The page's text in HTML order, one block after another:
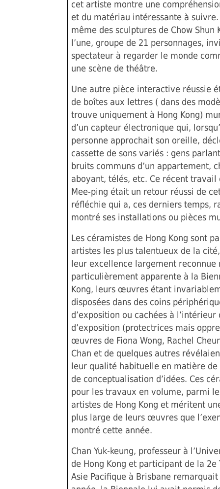
cet artiste montre une
et du matériau intéressante à
même des sculptures de Chow Shun
l’une, groupe de 21 personnages,
spectateur à regarder le monde
une scène de théâtre.
Une autre pièce interactive réussie
de boîtes aux lettres ( dans des
trouve uniquement à Hong Kong)
d’un capteur électronique qui,
personne approchait son oreille,
cassette de sons variés : gens
bruits communs d’un appartement,
aboyant, télés, etc. Ce récent travail
Mee-ping était un retour réussi de
réfléchie qui a, ces derniers temps,
montré ses installations ou pièces
Les céramistes de Hong Kong sont
artistes les plus talentueux de la
leur excellence largement reconnue
particulièrement apparente à la
Kong, leurs œuvres étant
disposées dans des coins
d’exposition ou cachées à
d’exposition (protectrices mais
œuvres de Fiona Wong, Rachel
Chan et de quelques autres
leur qualité habituelle en matière
de conceptualisation d’idées. Ces
pour les travaux en volume, parmi
artistes de Hong Kong et méritent
plus large de leurs œuvres que
montré cette année.
Chan Yuk-keung, professeur à
de Hong Kong et participant de la 2e
Asie Pacifique à Brisbane